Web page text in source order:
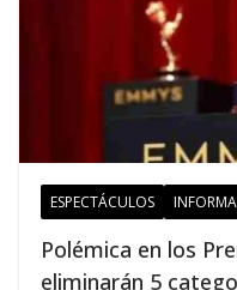
ESPECTÁCULOS
Polémica en los
eliminarán 5